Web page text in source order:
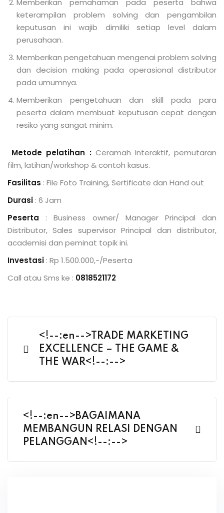
Memberikan pemahaman pada peserta bahwa
keterampilan problem solving dan pengambilan
keputusan ini wajib dimiliki setiap level dalam
perusahaan.
Memberikan pengetahuan mengenai problem solving
dan decision making pada operasional distributor
pada umumnya.
Memberikan pengetahuan dan skill pada para
peserta dalam membuat keputusan cepat dengan
resiko yang sangat minim.
Metode pelatihan : Ceramah Interaktif, pemutaran
film, latihan/workshop & contoh kasus.
Fasilitas : File Foto Training, Sertificate dan Hand out
Durasi : 6 Jam
Peserta : Business owner/ Manager Principal dan
Distributor, Sales supervisor Principal dan distributor,
academisi dan peminat topik ini.
Investasi : Rp 1.500.000,-/Peserta
Call atau Sms ke : 0818521172
<!--:en-->TRADE MARKETING
EXCELLENCE – THE GAME &
THE WAR<!--:-->
<!--:en-->BAGAIMANA
MEMBANGUN RELASI DENGAN
PELANGGAN<!--:-->